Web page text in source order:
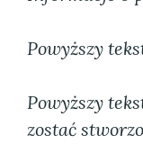
Powyższy
Powyższy
zostać